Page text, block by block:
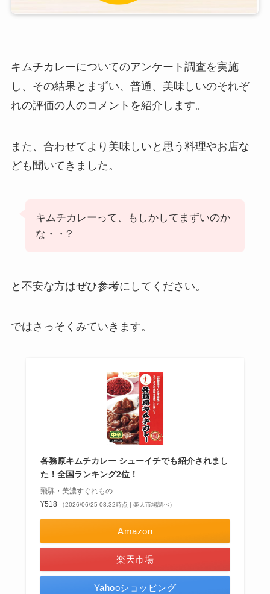
キムチカレーについてのアンケート調査を実施
し、その結果とまずい、普通、美味しいのそれぞ
れの評価の人のコメントを紹介します。
また、合わせてより美味しいと思う料理やお店な
ども聞いてきました。
キムチカレーって、もしかしてまずいのか
な・・?
と不安な方はぜひ参考にしてください。
ではさっそくみていきます。
各務原キムチカレー シューイチでも紹介されまし
た！全国ランキング2位！
飛騨・美濃すぐれもの
¥518
（2026/06/25 08:32時点 | 楽天市場調べ）
Amazon
楽天市場
Yahooショッピング